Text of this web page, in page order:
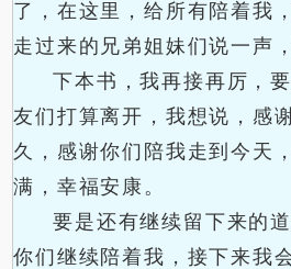
了，在这里，给所有陪着我
走过来的兄弟姐妹们说一声
下本书，我再接再厉，
友们打算离开，我想说，感
久，感谢你们陪我走到今天
满，幸福安康。
要是还有继续留下来的
你们继续陪着我，接下来我